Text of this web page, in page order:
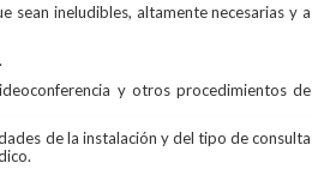
sean ineludibles, altamente necesarias y a
y otros procedimientos de
de la instalación y del tipo de consulta